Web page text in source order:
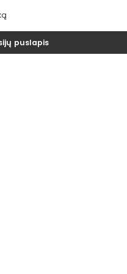
puslapis